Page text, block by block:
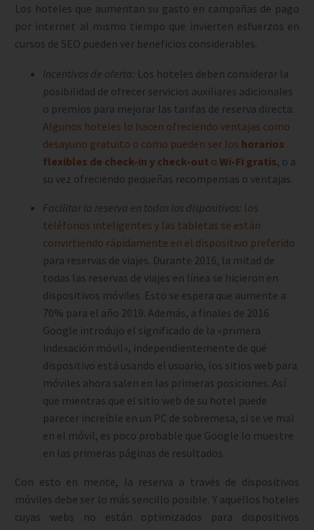
Los hoteles que aumentan su gasto en campañas de pago
por internet al mismo tiempo que invierten esfuerzos en
cursos de SEO pueden ver beneficios considerables.
Incentivos de oferta: Los hoteles deben considerar la
posibilidad de ofrecer servicios auxiliares adicionales
o premios para mejorar las tarifas de reserva directa.
Algunos hoteles lo hacen ofreciendo ventajas como
desayuno gratuito o como pueden ser los horarios
flexibles de check-in y check-out o Wi-Fi gratis, o a
su vez ofreciendo pequeñas recompensas o ventajas.
Facilitar la reserva en todos los dispositivos: los
teléfonos inteligentes y las tabletas se están
convirtiendo rápidamente en el dispositivo preferido
para reservas de viajes. Durante 2016, la mitad de
todas las reservas de viajes en línea se hicieron en
dispositivos móviles. Esto se espera que aumente a
70% para el año 2019. Además, a finales de 2016
Google introdujo el significado de la «primera
indexación móvil», independientemente de qué
dispositivo está usando el usuario, los sitios web para
móviles ahora salen en las primeras posiciones. Así
que mientras que el sitio web de su hotel puede
parecer increíble en un PC de sobremesa, si se ve mal
en el móvil, es poco probable que Google lo muestre
en las primeras páginas de resultados.
Con esto en mente, la reserva a través de dispositivos
móviles debe ser lo más sencillo posible. Y aquellos hoteles
cuyas webs no están optimizados para dispositivos